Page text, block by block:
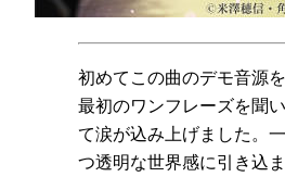
初めてこの曲のデモ音源
最初のワンフレーズを聞
て涙が込み上げました。
つ透明な世界感に引き込